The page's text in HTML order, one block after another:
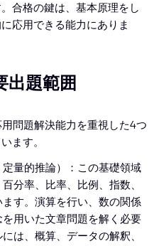
合格の鍵は、基本原理をし
応用できる能力にありま
出題範囲
問題解決能力を重視した4つ
ます。
量的推論）：この基礎領域
分率、比率、比例、指数、
す。演算を行い、数の関係
用いた文章問題を解く必要
は、概算、データの解釈、